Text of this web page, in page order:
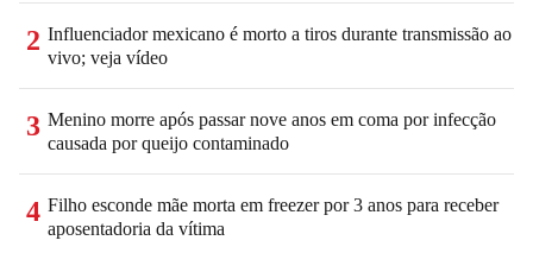
2 Influenciador mexicano é morto a tiros durante transmissão ao
vivo; veja vídeo
3 Menino morre após passar nove anos em coma por infecção
causada por queijo contaminado
4 Filho esconde mãe morta em freezer por 3 anos para receber
aposentadoria da vítima